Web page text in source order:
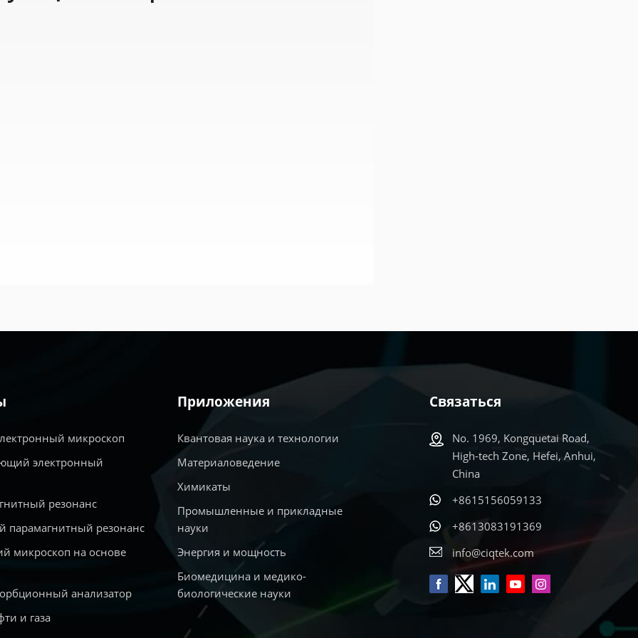
микроскоп
электронный
резонанс
парамагнитный резонанс
микроскоп на основе
анализатор
и газа
Приложения
Квантовая наука и технологии
Материаловедение
Химикаты
Промышленные и прикладные
науки
Энергия и мощность
Биомедицина и медико-
биологические науки
Связаться
No. 1969, Kongquetai Road,
High-tech Zone, Hefei, Anhui,
China
+8615156059133
+8613083191369
info@ciqtek.com